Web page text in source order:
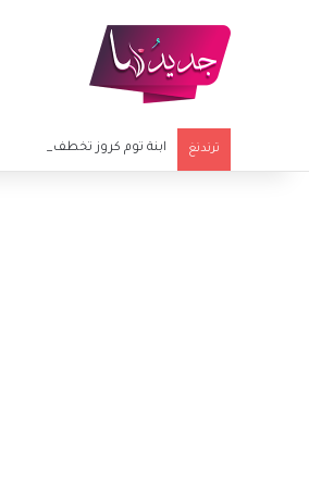
ترندنغ ابنة توم كروز تخطف الأنظار